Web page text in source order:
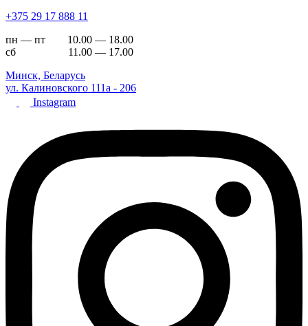
+375 29 17 888 11
пн — пт 10.00 — 18.00
сб 11.00 — 17.00
Минск, Беларусь
ул. Калиновского 111а - 206
Instagram